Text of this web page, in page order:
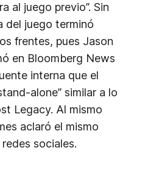
al juego previo”. Sin
del juego terminó
frentes, pues Jason
en Bloomberg News
interna que el
alone” similar a lo
Legacy. Al mismo
aclaró el mismo
sociales.